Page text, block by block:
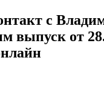
с
выпуск от